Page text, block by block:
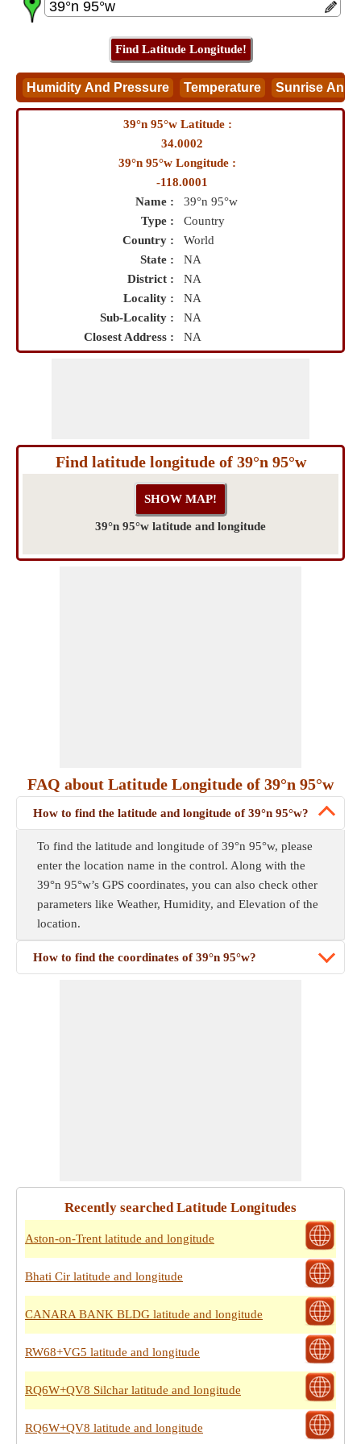
39°n 95°w Latitude :
34.0002
39°n 95°w Longitude :
-118.0001
Name :
39°n 95°w
Type :
Country
Country :
World
State :
NA
District :
NA
Locality :
NA
Sub-Locality :
NA
Closest Address :
NA
Find latitude longitude of 39°n 95°w
39°n 95°w latitude and longitude
FAQ about Latitude Longitude of 39°n 95°w
How to find the latitude and longitude of 39°n 95°w?
To find the latitude and longitude of 39°n 95°w, please
enter the location name in the control. Along with the
39°n 95°w’s GPS coordinates, you can also check other
parameters like Weather, Humidity, and Elevation of the
location.
How to find the coordinates of 39°n 95°w?
Recently searched Latitude Longitudes
Aston-on-Trent latitude and longitude
Bhati Cir latitude and longitude
CANARA BANK BLDG latitude and longitude
RW68+VG5 latitude and longitude
RQ6W+QV8 Silchar latitude and longitude
RQ6W+QV8 latitude and longitude